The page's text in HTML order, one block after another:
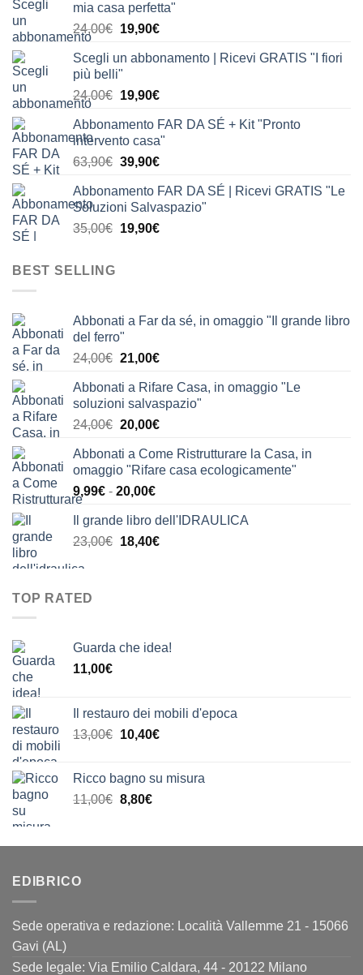
mia casa perfetta"
24,00€ Il
originale
24,00€.
19,90€Il
attuale
19,90€.
Scegli un abbonamento | Ricevi GRATIS "I fiori
più belli"
24,00€ Il
originale
era:
24,00€.
19,90€Il
attuale
è:
19,90€.
Abbonamento FAR DA SÉ + Kit "Pronto
intervento casa"
63,90€ Il
originale
era:
63,90€.
39,90€Il
attuale
è:
39,90€.
Abbonamento FAR DA SÉ | Ricevi GRATIS "Le
Soluzioni Salvaspazio"
35,00€ Il
19,90€Il
BEST SELLING
Abbonati a Far da sé, in omaggio "Il grande libro
del ferro"
24,00€ Il
originale
era:
24,00€.
21,00€Il
attuale
è:
21,00€.
Abbonati a Rifare Casa, in omaggio "Le
soluzioni salvaspazio"
24,00€ Il
originale
era:
24,00€.
20,00€Il
attuale
è:
Abbonati a Come Ristrutturare la Casa, in
omaggio "Rifare casa ecologicamente"
9,99€ - 20,00€Fascia
prezzo:
da
Il grande libro dell'IDRAULICA
23,00€ Il
18,40€Il
TOP RATED
Guarda che idea!
11,00€
Il restauro dei mobili d'epoca
13,00€ Il
era:
13,00€.
10,40€Il
è:
Ricco bagno su misura
11,00€ Il
era:
8,80€Il
è:
EDIBRICO
Sede operativa e redazione: Località Vallemme 21 - 15066
Gavi (AL)
Sede legale: Via Emilio Caldara, 44 - 20122 Milano